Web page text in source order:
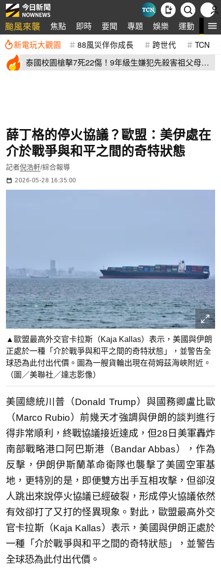
颱風來襲 焦點 即時 要聞 專題 娛樂 運動 全
新電玩大觀園 88風災伴你成長 跨世代 TCN
泰國校園槍擊7死22傷！9年級生嫌犯先殺害祖父母再
薛丁格的停火協議？歐盟：美伊處在
介於戰爭與和平之間的奇特狀態
記者倪浩軒/綜合報導
2026-05-28 16:35:00
▲歐盟最高外交官卡拉斯（Kaja Kallas）表示，美國與伊朗
正處於一種「介於戰爭與和平之間的奇特狀態」，並警告全
球恐為此付出代價。圖為一艘貨輪出現在荷姆茲海峽附近。
（圖／美聯社／達志影像）
美國總統川普（Donald Trump）與國務卿盧比歐
（Marco Rubio）前幾天才強調與伊朗的談判進行
得非常順利，終戰協議接近達成，但28日美軍轟炸
南部戰略港口阿巴斯港（Bandar Abbas），作為
反擊，伊朗伊斯蘭革命衛隊也襲擊了美國空軍基
地，更特別的是，即便雙方出手互相攻擊，但卻沒
人跳出來說停火協議已經破裂，形成停火協議依然
有效卻打了又打的怪異現象。對此，歐盟最高外交
官卡拉斯（Kaja Kallas）表示，美國與伊朗正處於
一種「介於戰爭與和平之間的奇特狀態」，並警告
全球恐為此付出代價。